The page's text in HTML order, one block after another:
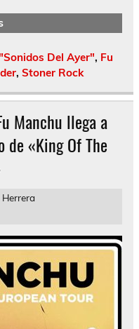
Del Ayer", Fu
, Stoner Rock
Manchu llega a
de «King Of The